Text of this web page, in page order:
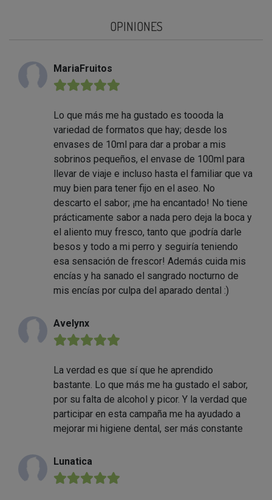
OPINIONES
MariaFruitos
★★★★★
Lo que más me ha gustado es toooda la
variedad de formatos que hay; desde los
envases de 10ml para dar a probar a mis
sobrinos pequeños, el envase de 100ml para
llevar de viaje e incluso hasta el familiar que va
muy bien para tener fijo en el aseo. No
descarto el sabor; ¡me ha encantado! No tiene
prácticamente sabor a nada pero deja la boca y
el aliento muy fresco, tanto que ¡podría darle
besos y todo a mi perro y seguiría teniendo
esa sensación de frescor! Además cuida mis
encías y ha sanado el sangrado nocturno de
mis encías por culpa del aparado dental :)
Avelynx
★★★★★
La verdad es que sí que he aprendido
bastante. Lo que más me ha gustado el sabor,
por su falta de alcohol y picor. Y la verdad que
participar en esta campaña me ha ayudado a
mejorar mi higiene dental, ser más constante
Lunatica
★★★★★